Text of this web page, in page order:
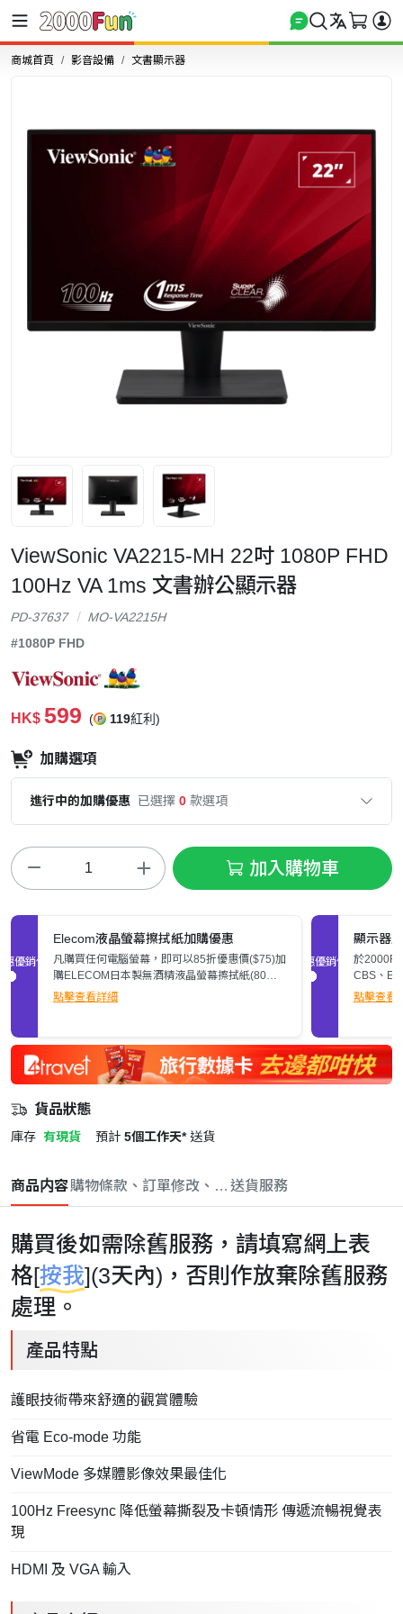
商城首頁 影音設備 文書顯示器
ViewSonic VA2215-MH 22吋 1080P FHD
100Hz VA 1ms 文書辦公顯示器
PD-37637
MO-VA2215H
#1080P FHD
HK$ 599 ( 119紅利)
加購選項
進行中的加購優惠 已選擇 0 款選項
加入購物車
促銷優惠
Elecom液晶螢幕擦拭紙加購優惠
凡購買任何電腦螢幕，即可以85折優惠價($75)加
購ELECOM日本製無酒精液晶螢幕擦拭紙(80
張)。
點擊查看詳細
促銷優惠
顯示器
於
CBS、
$200。立
點擊查看
貨品狀態
庫存 有現貨 預計 5個工作天* 送貨
商品内容購物條款、訂單修改、取消與退款政策
送貨服務
購買後如需除舊服務，請填寫網上表
格[按我](3天內)，否則作放棄除舊服務
處理。
產品特點
護眼技術帶來舒適的觀賞體驗
省電 Eco-mode 功能
ViewMode 多媒體影像效果最佳化
100Hz Freesync 降低螢幕撕裂及卡頓情形 傳遞流暢視覺表
現
HDMI 及 VGA 輸入